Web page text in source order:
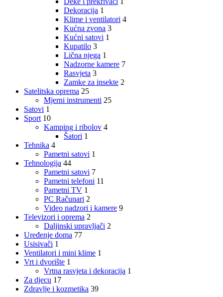
Dekoracija 1
Klime i ventilatori 4
Kućna zvona 3
Kućni satovi 1
Kupatilo 3
Lična njega 1
Nadzorne kamere 7
Rasvjeta 3
Zamke za insekte 2
Satelitska oprema 25
Mjerni instrumenti 25
Satovi 1
Sport 10
Kamping i ribolov 4
Šatori 1
Tehnika 4
Pametni satovi 1
Tehnologija 44
Pametni satovi 7
Pametni telefoni 11
Pametni TV 1
PC Računari 2
Video nadzori i kamere 9
Televizori i oprema 2
Daljinski upravljači 2
Uređenje doma 77
Usisivači 1
Ventilatori i mini klime 1
Vrt i dvorište 1
Vrtna rasvjeta i dekoracija 1
Za djecu 17
Zdravlje i kozmetika 39